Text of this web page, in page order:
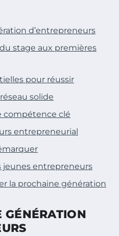
d’entrepreneurs
stage aux premières
pour réussir
solide
compétence clé
entrepreneurial
jeunes entrepreneurs
la prochaine génération
GÉNÉRATION